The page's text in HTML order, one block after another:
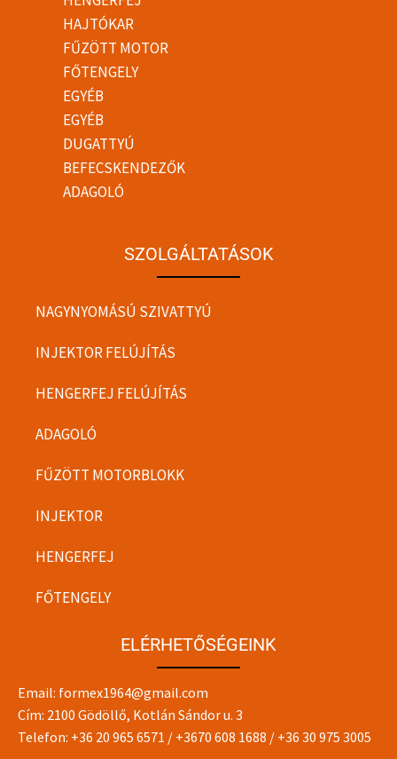
HAJTÓKAR
FŰZÖTT MOTOR
FŐTENGELY
EGYÉB
EGYÉB
DUGATTYÚ
BEFECSKENDEZŐK
ADAGOLÓ
SZOLGÁLTATÁSOK
NAGYNYOMÁSÚ SZIVATTYÚ
INJEKTOR FELÚJÍTÁS
HENGERFEJ FELÚJÍTÁS
ADAGOLÓ
FŰZÖTT MOTORBLOKK
INJEKTOR
HENGERFEJ
FŐTENGELY
ELÉRHETŐSÉGEINK
Email: formex1964@gmail.com
Cím: 2100 Gödöllő, Kotlán Sándor u. 3
Telefon: +36 20 965 6571 / +3670 608 1688 / +36 30 975 3005